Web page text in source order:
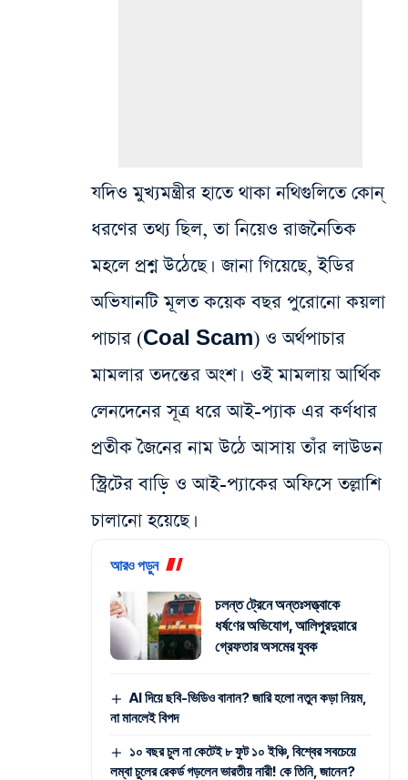
যদিও মুখ্যমন্ত্রীর হাতে থাকা নথিগুলিতে কোন্‌
ধরণের তথ্য ছিল, তা নিয়েও রাজনৈতিক
মহলে প্রশ্ন উঠেছে। জানা গিয়েছে, ইডির
অভিযানটি মূলত কয়েক বছর পুরোনো কয়লা
পাচার (Coal Scam) ও অর্থপাচার
মামলার তদন্তের অংশ। ওই মামলায় আর্থিক
লেনদেনের সূত্র ধরে আই-প্যাক এর কর্ণধার
প্রতীক জৈনের নাম উঠে আসায় তাঁর লাউডন
স্ট্রিটের বাড়ি ও আই-প্যাকের অফিসে তল্লাশি
চালানো হয়েছে।
আরও পড়ুন
চলন্ত ট্রেনে অন্তঃসত্ত্বাকে
ধর্ষণের অভিযোগ, আলিপুরদুয়ারে
গ্রেফতার অসমের যুবক
AI দিয়ে ছবি-ভিডিও বানান? জারি হলো নতুন কড়া নিয়ম,
না মানলেই বিপদ
১০ বছর চুল না কেটেই ৮ ফুট ১০ ইঞ্চি, বিশ্বের সবচেয়ে
লম্বা চুলের রেকর্ড গড়লেন ভারতীয় নারী! কে তিনি, জানেন?